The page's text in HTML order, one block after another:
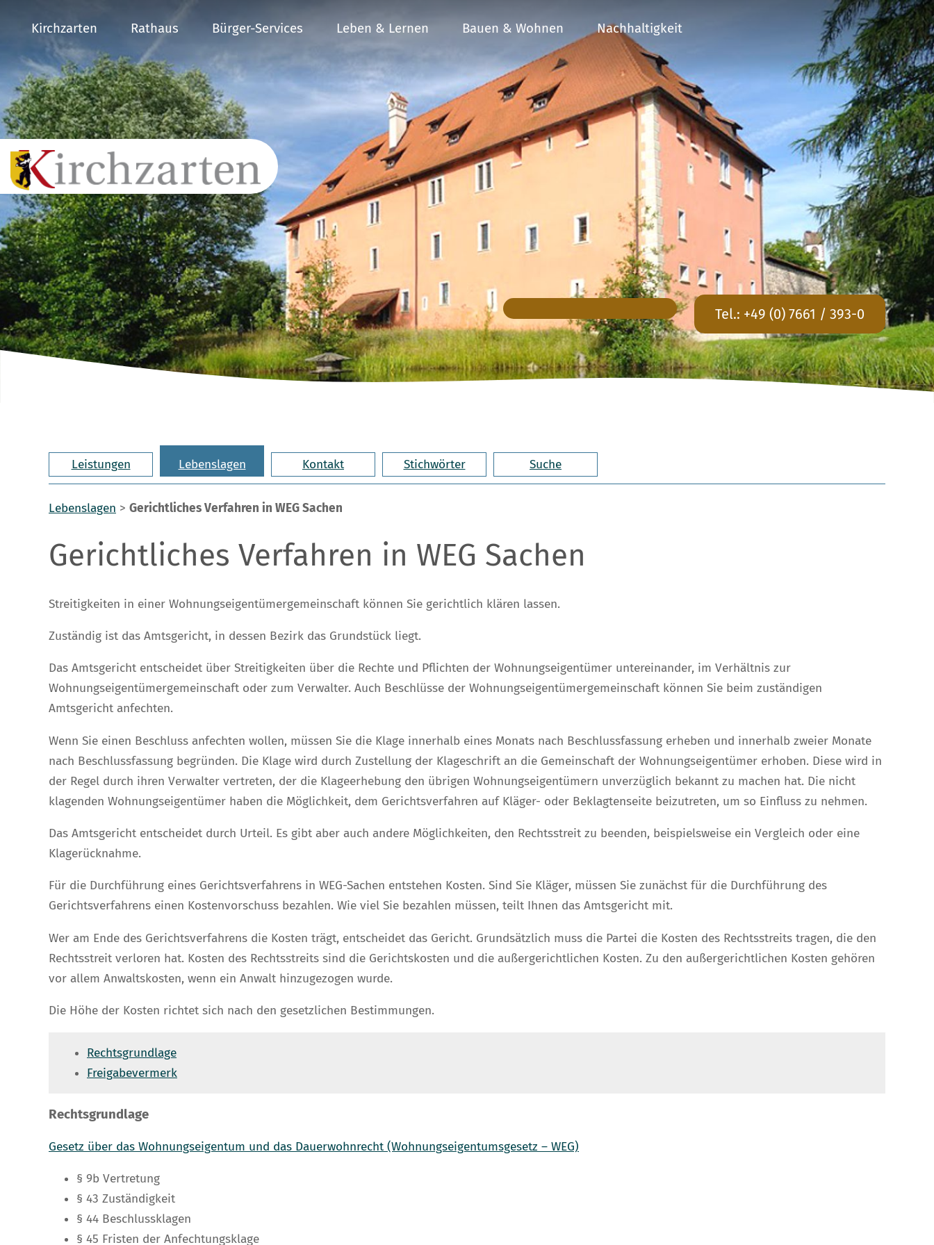
Kirchzarten Rathaus Bürger-Services Leben & Lernen Bauen & Wohnen Nachhaltigkeit
Tel.: +49 (0) 7661 / 393-0
Leistungen Lebenslagen Kontakt Stichwörter Suche
Lebenslagen > Gerichtliches Verfahren in WEG Sachen
Gerichtliches Verfahren in WEG Sachen
Streitigkeiten in einer Wohnungseigentümergemeinschaft können Sie gerichtlich klären lassen.
Zuständig ist das Amtsgericht, in dessen Bezirk das Grundstück liegt.
Das Amtsgericht entscheidet über Streitigkeiten über die Rechte und Pflichten der Wohnungseigentümer untereinander, im Verhältnis zur
Wohnungseigentümergemeinschaft oder zum Verwalter. Auch Beschlüsse der Wohnungseigentümergemeinschaft können Sie beim zuständigen
Amtsgericht anfechten.
Wenn Sie einen Beschluss anfechten wollen, müssen Sie die Klage innerhalb eines Monats nach Beschlussfassung erheben und innerhalb zweier Monate
nach Beschlussfassung begründen. Die Klage wird durch Zustellung der Klageschrift an die Gemeinschaft der Wohnungseigentümer erhoben. Diese wird in
der Regel durch ihren Verwalter vertreten, der die Klageerhebung den übrigen Wohnungseigentümern unverzüglich bekannt zu machen hat. Die nicht
klagenden Wohnungseigentümer haben die Möglichkeit, dem Gerichtsverfahren auf Kläger- oder Beklagtenseite beizutreten, um so Einfluss zu nehmen.
Das Amtsgericht entscheidet durch Urteil. Es gibt aber auch andere Möglichkeiten, den Rechtsstreit zu beenden, beispielsweise ein Vergleich oder eine
Klagerücknahme.
Für die Durchführung eines Gerichtsverfahrens in WEG-Sachen entstehen Kosten. Sind Sie Kläger, müssen Sie zunächst für die Durchführung des
Gerichtsverfahrens einen Kostenvorschuss bezahlen. Wie viel Sie bezahlen müssen, teilt Ihnen das Amtsgericht mit.
Wer am Ende des Gerichtsverfahrens die Kosten trägt, entscheidet das Gericht. Grundsätzlich muss die Partei die Kosten des Rechtsstreits tragen, die den
Rechtsstreit verloren hat. Kosten des Rechtsstreits sind die Gerichtskosten und die außergerichtlichen Kosten. Zu den außergerichtlichen Kosten gehören
vor allem Anwaltskosten, wenn ein Anwalt hinzugezogen wurde.
Die Höhe der Kosten richtet sich nach den gesetzlichen Bestimmungen.
Rechtsgrundlage
Freigabevermerk
Rechtsgrundlage
Gesetz über das Wohnungseigentum und das Dauerwohnrecht (Wohnungseigentumsgesetz – WEG)
§ 9b Vertretung
§ 43 Zuständigkeit
§ 44 Beschlussklagen
§ 45 Fristen der Anfechtungsklage